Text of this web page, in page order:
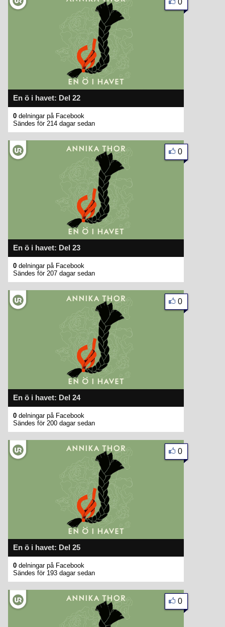
En ö i havet: Del 22
0
0 delningar på Facebook
Sändes för 214 dagar sedan
En ö i havet: Del 23
0
0 delningar på Facebook
Sändes för 207 dagar sedan
En ö i havet: Del 24
0
0 delningar på Facebook
Sändes för 200 dagar sedan
En ö i havet: Del 25
0
0 delningar på Facebook
Sändes för 193 dagar sedan
0